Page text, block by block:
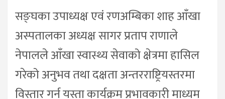
सङ्घका उपाध्यक्ष एवं रणअम्बिका शाह आँखा
अस्पतालका अध्यक्ष सागर प्रताप राणाले
नेपालले आँखा स्वास्थ्य सेवाको क्षेत्रमा हासिल
गरेको अनुभव तथा दक्षता अन्तरराष्ट्रियस्तरमा
विस्तार गर्न यस्ता कार्यक्रम प्रभावकारी माध्यम